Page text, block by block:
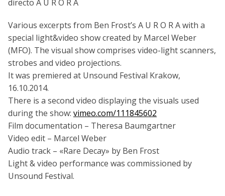
directo A U R O R A
Various excerpts from Ben Frost’s A U R O R A with a
special light&video show created by Marcel Weber
(MFO). The visual show comprises video-light scanners,
strobes and video projections.
It was premiered at Unsound Festival Krakow,
16.10.2014.
There is a second video displaying the visuals used
during the show: vimeo.com/111845602
Film documentation – Theresa Baumgartner
Video edit – Marcel Weber
Audio track – «Rare Decay» by Ben Frost
Light & video performance was commissioned by
Unsound Festival.